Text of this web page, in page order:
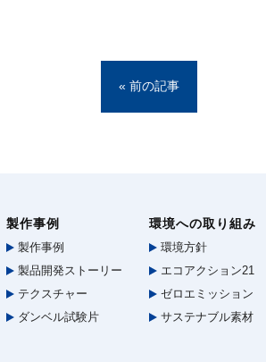
« 前の記事
製作事例
製作事例
製品開発ストーリー
テクスチャー
ダンベル試験片
環境への取り組み
環境方針
エコアクション21
ゼロエミッション
サステナブル素材